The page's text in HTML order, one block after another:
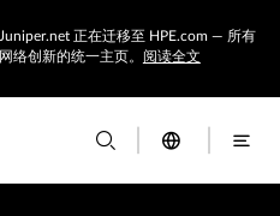
Juniper.net 正在迁移至 HPE.com — 所有
网络创新的统一主页。 阅读全文